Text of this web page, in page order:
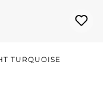
TURQUOISE